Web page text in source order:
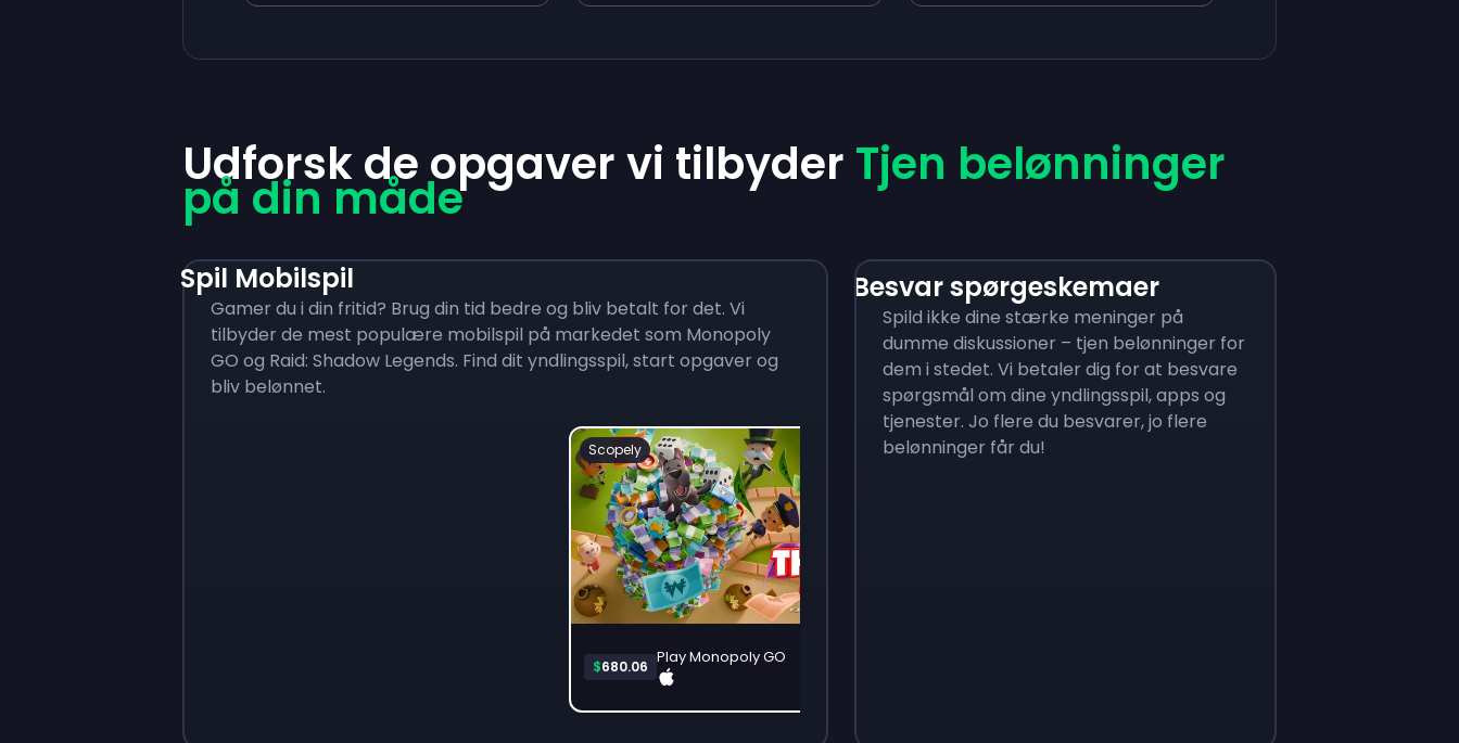
Udforsk de opgaver vi tilbyder Tjen belønninger
på din måde
Spil Mobilspil
Gamer du i din fritid? Brug din tid bedre og bliv betalt for det. Vi
tilbyder de mest populære mobilspil på markedet som Monopoly
GO og Raid: Shadow Legends. Find dit yndlingsspil, start opgaver og
bliv belønnet.
Scopely
$680.06 Play Monopoly GO
Dream Games
Besvar spørgeskemaer
Spild ikke dine stærke meninger på
dumme diskussioner – tjen belønninger for
dem i stedet. Vi betaler dig for at besvare
spørgsmål om dine yndlingsspil, apps og
tjenester. Jo flere du besvarer, jo flere
belønninger får du!